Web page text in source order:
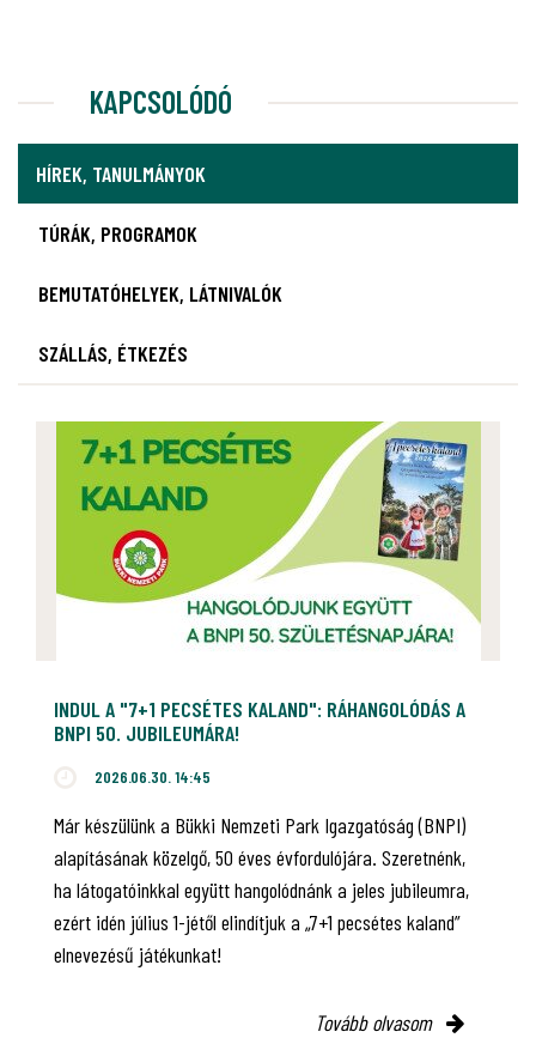
KAPCSOLÓDÓ
HÍREK, TANULMÁNYOK
TÚRÁK, PROGRAMOK
BEMUTATÓHELYEK, LÁTNIVALÓK
SZÁLLÁS, ÉTKEZÉS
INDUL A "7+1 PECSÉTES KALAND": RÁHANGOLÓDÁS A
BNPI 50. JUBILEUMÁRA!
2026.06.30. 14:45
Már készülünk a Bükki Nemzeti Park Igazgatóság (BNPI)
alapításának közelgő, 50 éves évfordulójára. Szeretnénk,
ha látogatóinkkal együtt hangolódnánk a jeles jubileumra,
ezért idén július 1-jétől elindítjuk a „7+1 pecsétes kaland”
elnevezésű játékunkat!
Tovább olvasom